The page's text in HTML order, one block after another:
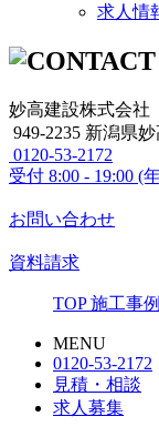
求人情
妙高建設株式会社
949-2235 新潟県
0120-53-2172
受付 8:00 - 19:00 (
お問い合わせ
資料請求
TOP 施工事例
MENU
0120-53-2172
見積・相談
求人募集